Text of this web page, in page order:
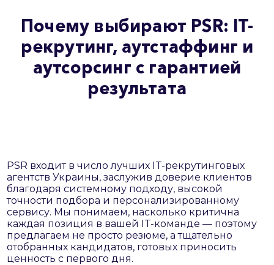
Почему выбирают PSR: IT-
рекрутинг, аутстаффинг и
аутсорсинг с гарантией
результата
PSR входит в число лучших IT-рекрутинговых
агентств Украины, заслужив доверие клиентов
благодаря системному подходу, высокой
точности подбора и персонализированному
сервису. Мы понимаем, насколько критична
каждая позиция в вашей IT-команде — поэтому
предлагаем не просто резюме, а тщательно
отобранных кандидатов, готовых приносить
ценность с первого дня.